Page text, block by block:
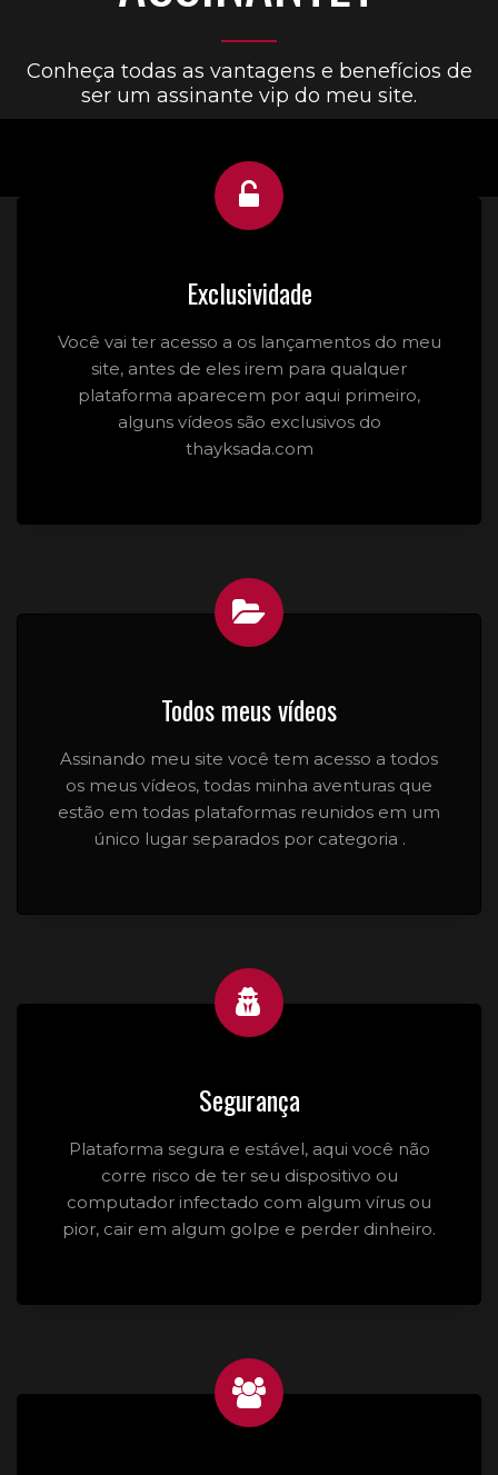
Conheça todas as vantagens e benefícios de
ser um assinante vip do meu site.
Exclusividade
Você vai ter acesso a os lançamentos do meu
site, antes de eles irem para qualquer
plataforma aparecem por aqui primeiro,
alguns vídeos são exclusivos do
thayksada.com
Todos meus vídeos
Assinando meu site você tem acesso a todos
os meus vídeos, todas minha aventuras que
estão em todas plataformas reunidos em um
único lugar separados por categoria .
Segurança
Plataforma segura e estável, aqui você não
corre risco de ter seu dispositivo ou
computador infectado com algum vírus ou
pior, cair em algum golpe e perder dinheiro.